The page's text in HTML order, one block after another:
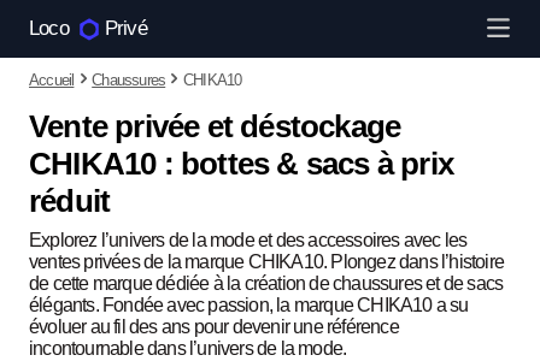
Loco Privé
Accueil Chaussures CHIKA10
Vente privée et déstockage
CHIKA10 : bottes & sacs à prix
réduit
Explorez l’univers de la mode et des accessoires avec les
ventes privées de la marque CHIKA10. Plongez dans l’histoire
de cette marque dédiée à la création de chaussures et de sacs
élégants. Fondée avec passion, la marque CHIKA10 a su
évoluer au fil des ans pour devenir une référence
incontournable dans l’univers de la mode.